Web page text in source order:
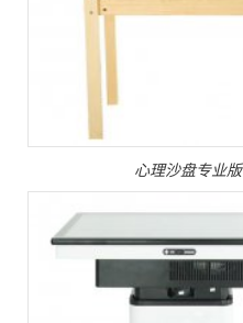
心理沙盘专业版